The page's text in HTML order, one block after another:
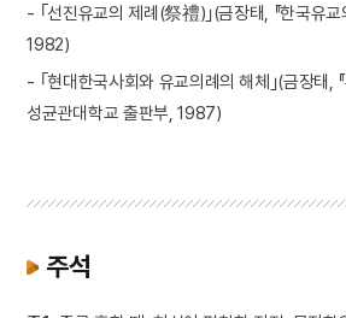
- ｢선진유교의 제례(祭禮)｣(금장태, 『한국유교
1982)
- ｢현대한국사회와 유교의례의 해체｣(금장태, 『
성균관대학교 출판부, 1987)
주석